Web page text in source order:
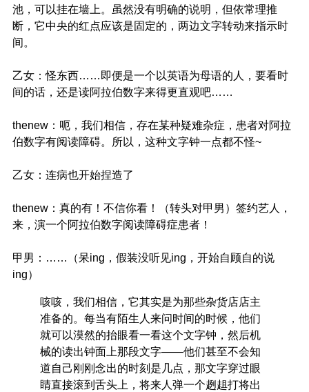
池，可以挂在墙上。虽然没有明确的说明，但依常理推
断，它中央的红点应该是固定的，两边文字转动来指示时
间。
乙女：怪东西……即便是一个以英语为母语的人，要看时
间的话，还是读阿拉伯数字来得更直观吧……
thenew：呃，我们相信，存在某种疑难杂症，患者对阿拉
伯数字有阅读障碍。所以，这种文字钟一点都不怪~
乙女：连病也开始捏造了
thenew：真的有！不信你看！（转头对甲男）签约艺人，
来，演一个阿拉伯数字阅读障碍症患者！
甲男：……（呆ing，假装没听见ing，开始自顾自的说
ing）
咳咳，我们相信，它其实是为那些杂货店店主
准备的。每当有陌生人来问时间的时候，他们
就可以漠然的抬眼看一看这个文字钟，然后机
械的读出钟面上那段文字——他们甚至不会知
道自己刚刚念出的时刻是几点，那文字穿过眼
睛直接滚到舌头上，将来人弹一个趔趄打将出